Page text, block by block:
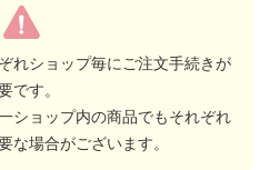
れショップ毎にご注文手続きが
です。
ショップ内の商品でもそれぞれ
な場合がございます。